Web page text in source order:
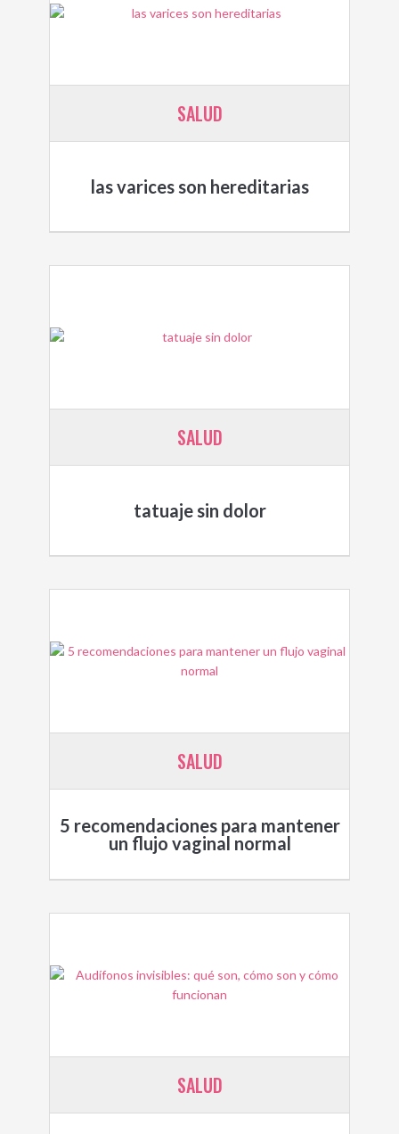
SALUD
las varices son hereditarias
SALUD
tatuaje sin dolor
SALUD
5 recomendaciones para mantener
un flujo vaginal normal
SALUD